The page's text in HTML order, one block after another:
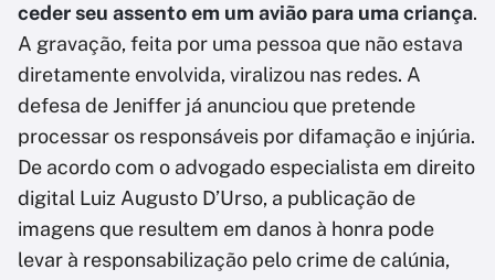
ceder seu assento em um avião para uma criança.
A gravação, feita por uma pessoa que não estava
diretamente envolvida, viralizou nas redes. A
defesa de Jeniffer já anunciou que pretende
processar os responsáveis por difamação e injúria.
De acordo com o advogado especialista em direito
digital Luiz Augusto D’Urso, a publicação de
imagens que resultem em danos à honra pode
levar à responsabilização pelo crime de calúnia,